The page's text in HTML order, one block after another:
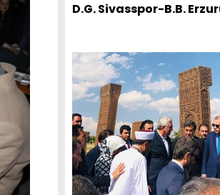
D.G. Sivasspor-B.B.